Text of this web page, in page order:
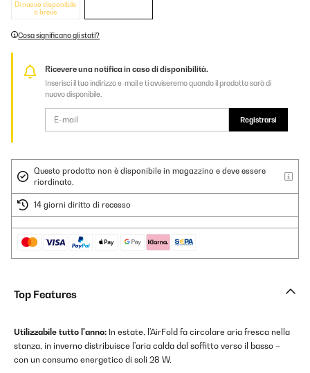
Di nuovo disponibile
a breve
Cosa significano gli stati?
Ricevere una notifica in caso di disponibilità.
Inserisci il tuo indirizzo e-mail e ti avviseremo quando il prodotto sarà di
nuovo disponibile.
Registrarsi
Questo prodotto non è disponibile in magazzino e deve essere
riordinato.
14 giorni diritto di recesso
Top Features
Utilizzabile tutto l'anno: In estate, l'AirFold fa circolare aria fresca nella
stanza, in inverno distribuisce l'aria calda dal soffitto verso il basso –
con un consumo energetico di soli 28 W.